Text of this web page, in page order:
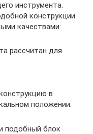
инструмента.
конструкции
качествами:
рассчитан для
в
положении.
подобный блок